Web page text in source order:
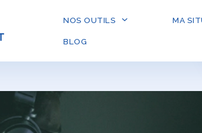
NOS OUTILS MA
BLOG